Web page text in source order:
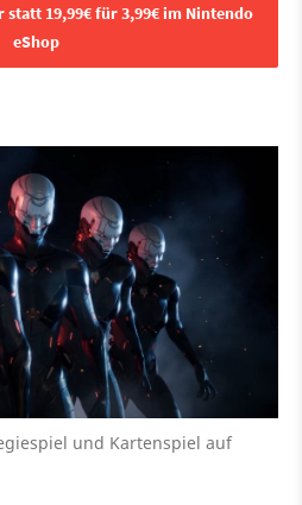
19,99€ für 3,99€ im Nintendo
eShop
und Kartenspiel auf